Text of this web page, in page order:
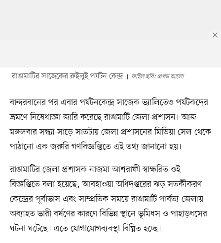
রাঙামাটির সাজেকের রুইলুই পর্যটন কেন্দ্র ফাইল ছবি: প্রথম আলো
​বান্দরবানের পর এবার পর্যটনকেন্দ্র সাজেক ভ্যালিতেও পর্যটকদের
ভ্রমণে নিষেধাজ্ঞা জারি করেছে রাঙামাটি জেলা প্রশাসন। আজ
মঙ্গলবার সন্ধ্যা সাড়ে সাতটায় জেলা প্রশাসনের মিডিয়া সেল থেকে
পাঠানো এক জরুরি গণবিজ্ঞপ্তিতে এই তথ্য জানানো হয়।
​রাঙামাটির জেলা প্রশাসক নাজমা আশরাফী স্বাক্ষরিত ওই
বিজ্ঞপ্তিতে বলা হয়েছে, আবহাওয়া অধিদপ্তরের ঝড় সতর্কীকরণ
কেন্দ্রের পূর্বাভাস এবং সাম্প্রতিক সময়ে রাঙামাটি পার্বত্য জেলায়
অব্যাহত ভারী বর্ষণের কারণে বিভিন্ন স্থানে ভূমিধস ও পাহাড়ধসের
ঘটনা ঘটেছে। এতে যোগাযোগব্যবস্থা বিঘ্নিত হচ্ছে।